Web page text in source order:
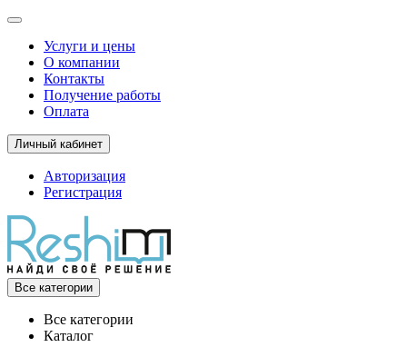
Услуги и цены
О компании
Контакты
Получение работы
Оплата
Личный кабинет
Авторизация
Регистрация
Все категории
Все категории
Каталог